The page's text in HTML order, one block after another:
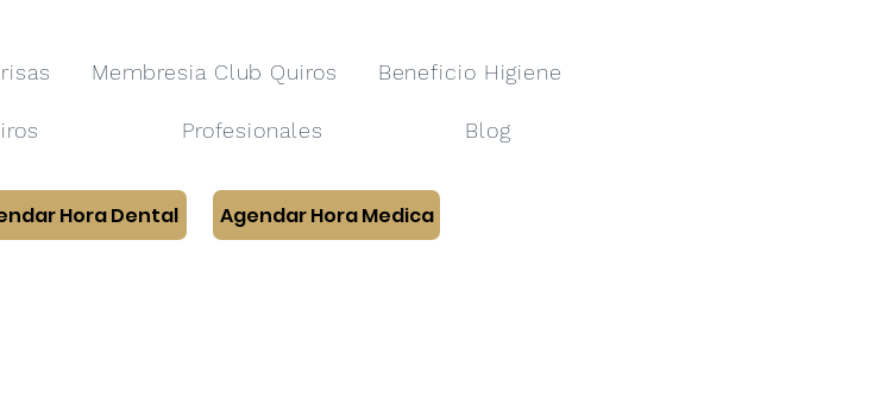
Membresia Club Quiros Beneficio Higiene
Profesionales Blog
Hora Dental Agendar Hora Medica